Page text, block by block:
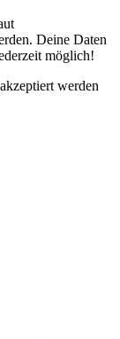
Deine Daten
möglich!
werden